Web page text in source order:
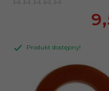
9,
Produkt dostępny!